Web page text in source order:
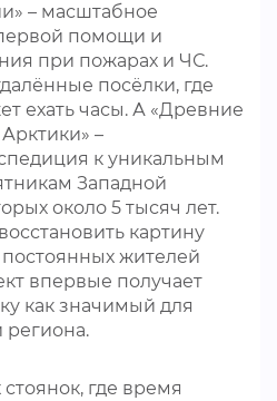
– масштабное
помощи и
при пожарах и ЧС.
посёлки, где
ехать часы. А «Древние
–
к уникальным
Западной
около 5 тысяч лет.
картину
жителей
впервые получает
как значимый для
региона.
где время